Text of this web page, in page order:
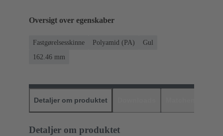
Oversigt over egenskaber
Fastgørelsesskinne Polyamid (PA)
Gul
162.46 mm
Detaljer om produktet
Detaljer om produktet